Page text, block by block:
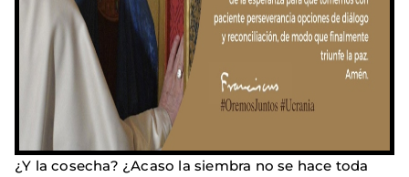
¿Y la cosecha? ¿Acaso la siembra no se hace toda